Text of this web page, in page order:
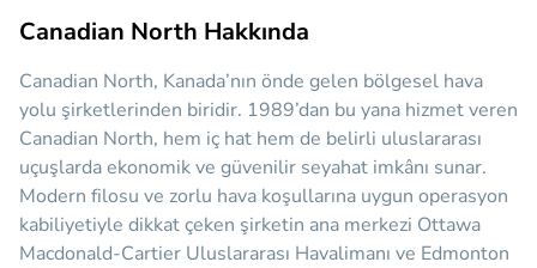
Canadian North Hakkında
Canadian North, Kanada’nın önde gelen bölgesel hava
yolu şirketlerinden biridir. 1989’dan bu yana hizmet veren
Canadian North, hem iç hat hem de belirli uluslararası
uçuşlarda ekonomik ve güvenilir seyahat imkânı sunar.
Modern filosu ve zorlu hava koşullarına uygun operasyon
kabiliyetiyle dikkat çeken şirketin ana merkezi Ottawa
Macdonald-Cartier Uluslararası Havalimanı ve Edmonton